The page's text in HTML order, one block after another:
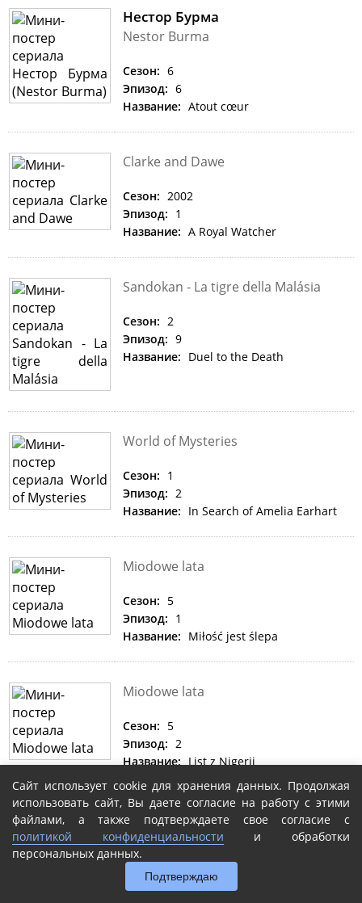
Нестор Бурма
Nestor Burma
Сезон: 6
Эпизод: 6
Название: Atout cœur
Clarke and Dawe
Сезон: 2002
Эпизод: 1
Название: A Royal Watcher
Sandokan - La tigre della Malásia
Сезон: 2
Эпизод: 9
Название: Duel to the Death
World of Mysteries
Сезон: 1
Эпизод: 2
Название: In Search of Amelia Earhart
Miodowe lata
Сезон: 5
Эпизод: 1
Название: Miłość jest ślepa
Miodowe lata
Сезон: 5
Эпизод: 2
Название: List z Nigerii
Miodowe lata
Сезон:
Эпизод:
Название:
Honor Albatrosa
Сайт использует cookie для хранения данных. Продолжая
использовать сайт, Вы даете согласие на работу с этими
файлами, а также подтверждаете свое согласие с
политикой конфиденциальности и обработки
персональных данных.
Подтверждаю